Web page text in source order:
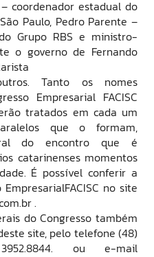
coordenador estadual do
Paulo, Pedro Parente –
Grupo RBS e ministro-
o governo de Fernando
Tanto os nomes
Empresarial FACISC
tratados em cada um
que o formam,
do encontro que é
catarinenses momentos
É possível conferir a
no site
.
do Congresso também
site, pelo telefone (48)
ou e-mail